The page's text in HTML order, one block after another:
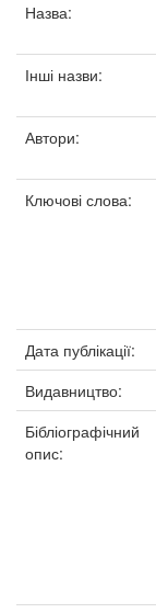
Назва:
Інші назви:
Автори:
Ключові слова:
Дата публікації:
Видавництво:
Бібліографічний
опис: